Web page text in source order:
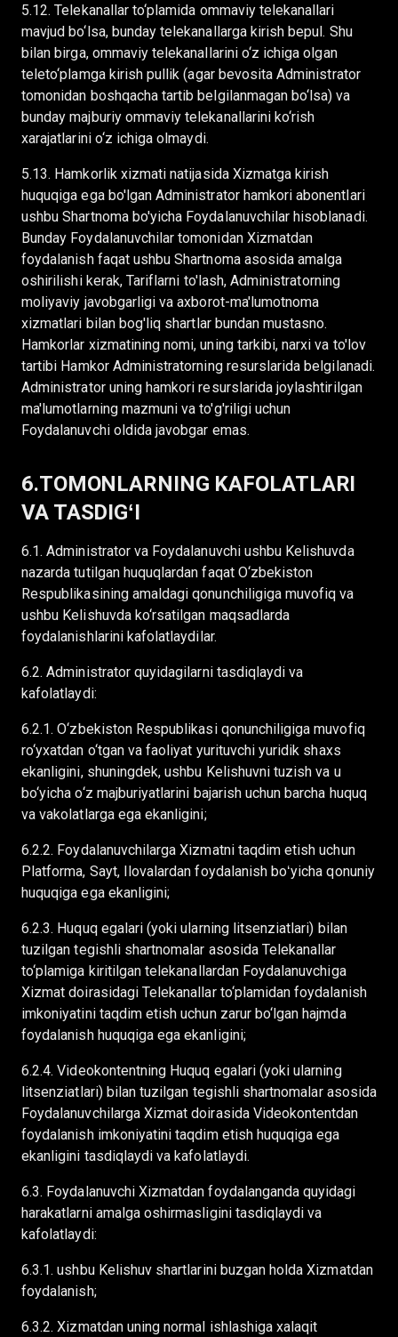
5.12. Telekanallar to‘plamida ommaviy telekanallari
mavjud bo‘lsa, bunday telekanallarga kirish bepul. Shu
bilan birga, ommaviy telekanallarini o‘z ichiga olgan
teleto‘plamga kirish pullik (agar bevosita Administrator
tomonidan boshqacha tartib belgilanmagan bo‘lsa) va
bunday majburiy ommaviy telekanallarini ko‘rish
xarajatlarini o‘z ichiga olmaydi.
5.13. Hamkorlik xizmati natijasida Xizmatga kirish
huquqiga ega bo'lgan Administrator hamkori abonentlari
ushbu Shartnoma bo'yicha Foydalanuvchilar hisoblanadi.
Bunday Foydalanuvchilar tomonidan Xizmatdan
foydalanish faqat ushbu Shartnoma asosida amalga
oshirilishi kerak, Tariflarni to'lash, Administratorning
moliyaviy javobgarligi va axborot-ma'lumotnoma
xizmatlari bilan bog'liq shartlar bundan mustasno.
Hamkorlar xizmatining nomi, uning tarkibi, narxi va to'lov
tartibi Hamkor Administratorning resurslarida belgilanadi.
Administrator uning hamkori resurslarida joylashtirilgan
ma'lumotlarning mazmuni va to'g'riligi uchun
Foydalanuvchi oldida javobgar emas.
6.TOMONLARNING KAFOLATLARI
VA TASDIGʻI
6.1. Administrator va Foydalanuvchi ushbu Kelishuvda
nazarda tutilgan huquqlardan faqat O‘zbekiston
Respublikasining amaldagi qonunchiligiga muvofiq va
ushbu Kelishuvda ko‘rsatilgan maqsadlarda
foydalanishlarini kafolatlaydilar.
6.2. Administrator quyidagilarni tasdiqlaydi va
kafolatlaydi:
6.2.1. O‘zbekiston Respublikasi qonunchiligiga muvofiq
ro‘yxatdan o‘tgan va faoliyat yurituvchi yuridik shaxs
ekanligini, shuningdek, ushbu Kelishuvni tuzish va u
bo‘yicha o‘z majburiyatlarini bajarish uchun barcha huquq
va vakolatlarga ega ekanligini;
6.2.2. Foydalanuvchilarga Xizmatni taqdim etish uchun
Platforma, Sayt, Ilovalardan foydalanish boʻyicha qonuniy
huquqiga ega ekanligini;
6.2.3. Huquq egalari (yoki ularning litsenziatlari) bilan
tuzilgan tegishli shartnomalar asosida Telekanallar
to‘plamiga kiritilgan telekanallardan Foydalanuvchiga
Xizmat doirasidagi Telekanallar to‘plamidan foydalanish
imkoniyatini taqdim etish uchun zarur bo‘lgan hajmda
foydalanish huquqiga ega ekanligini;
6.2.4. Videokontentning Huquq egalari (yoki ularning
litsenziatlari) bilan tuzilgan tegishli shartnomalar asosida
Foydalanuvchilarga Xizmat doirasida Videokontentdan
foydalanish imkoniyatini taqdim etish huquqiga ega
ekanligini tasdiqlaydi va kafolatlaydi.
6.3. Foydalanuvchi Xizmatdan foydalanganda quyidagi
harakatlarni amalga oshirmasligini tasdiqlaydi va
kafolatlaydi:
6.3.1. ushbu Kelishuv shartlarini buzgan holda Xizmatdan
foydalanish;
6.3.2. Xizmatdan uning normal ishlashiga xalaqit